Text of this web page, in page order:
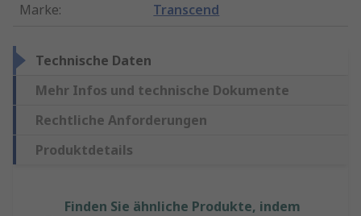
Marke: Transcend
Technische Daten
Mehr Infos und technische Dokumente
Rechtliche Anforderungen
Produktdetails
Finden Sie ähnliche Produkte, indem